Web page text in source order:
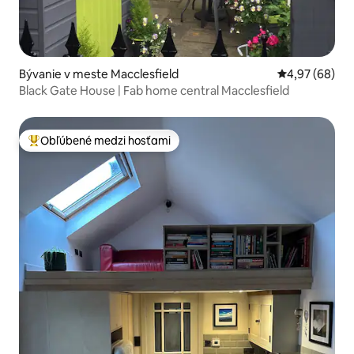
Bývanie v meste Macclesfield Priemerné
4,97 (68)
Black Gate House | Fab home central Macclesfield
Najobľúbenejšie medzi hosťami
Obľúbené medzi hosťami